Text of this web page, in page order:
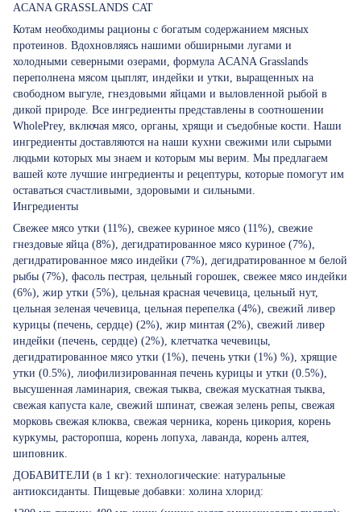
ACANA GRASSLANDS CAT
Котам необходимы рационы с богатым содержанием мясных
протеинов. Вдохновляясь нашими обширными лугами и
холодными северными озерами, формула ACANA Grasslands
переполнена мясом цыплят, индейки и утки, выращенных на
свободном выгуле, гнездовыми яйцами и выловленной рыбой в
дикой природе. Все ингредиенты представлены в соотношении
WholePrey, включая мясо, органы, хрящи и съедобные кости. Наши
ингредиенты доставляются на наши кухни свежими или сырыми
людьми которых мы знаем и которым мы верим. Мы предлагаем
вашей коте лучшие ингредиенты и рецептуры, которые помогут им
оставаться счастливыми, здоровыми и сильными.
Ингредиенты
Свежее мясо утки (11%), свежее куриное мясо (11%), свежие
гнездовые яйца (8%), дегидратированное мясо куриное (7%),
дегидратированное мясо индейки (7%), дегидратированное м белой
рыбы (7%), фасоль пестрая, цельный горошек, свежее мясо индейки
(6%), жир утки (5%), цельная красная чечевица, цельный нут,
цельная зеленая чечевица, цельная перепелка (4%), свежий ливер
курицы (печень, сердце) (2%), жир минтая (2%), свежий ливер
индейки (печень, сердце) (2%), клетчатка чечевицы,
дегидратированное мясо утки (1%), печень утки (1%) %), хрящие
утки (0.5%), лиофилизированная печень курицы и утки (0.5%),
высушенная ламинария, свежая тыква, свежая мускатная тыква,
свежая капуста кале, свежий шпинат, свежая зелень репы, свежая
морковь свежая клюква, свежая черника, корень цикория, корень
куркумы, расторопша, корень лопуха, лаванда, корень алтея,
шиповник.
ДОБАВИТЕЛИ (в 1 кг): технологические: натуральные
антиоксиданты. Пищевые добавки: холина хлорид: